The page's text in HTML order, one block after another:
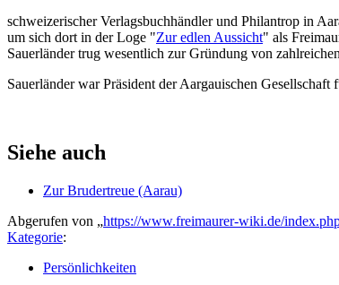
schweizerischer Verlagsbuchhändler und Philantrop in
um sich dort in der Loge "Zur edlen Aussicht" als
Sauerländer trug wesentlich zur Gründung von
Sauerländer war Präsident der Aargauischen
Siehe auch
Zur Brudertreue (Aarau)
Abgerufen von „https://www.freimaurer-wiki.de/
Kategorie:
Persönlichkeiten